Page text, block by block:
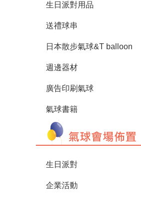
生日派對用品
送禮球串
日本散步氣球&T balloon
週邊器材
廣告印刷氣球
氣球書籍
生日派對
企業活動